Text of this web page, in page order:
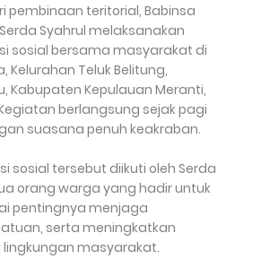
pembinaan teritorial, Babinsa
Syahrul melaksanakan
sosial bersama masyarakat di
Kelurahan Teluk Belitung,
Kabupaten Kepulauan Meranti,
berlangsung sejak pagi
suasana penuh keakraban.
sosial tersebut diikuti oleh Serda
orang warga yang hadir untuk
pentingnya menjaga
serta meningkatkan
lingkungan masyarakat.